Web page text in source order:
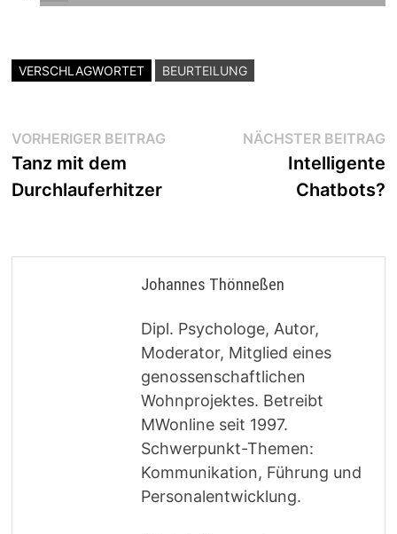
VERSCHLAGWORTET BEURTEILUNG
Beitragsnavigation
VORHERIGER BEITRAG Vorheriger
Tanz mit dem
Durchlauferhitzer
NÄCHSTER BEITRAG
Intelligente
Chatbots?
Johannes Thönneßen
Dipl. Psychologe, Autor,
Moderator, Mitglied eines
genossenschaftlichen
Wohnprojektes. Betreibt
MWonline seit 1997.
Schwerpunkt-Themen:
Kommunikation, Führung und
Personalentwicklung.